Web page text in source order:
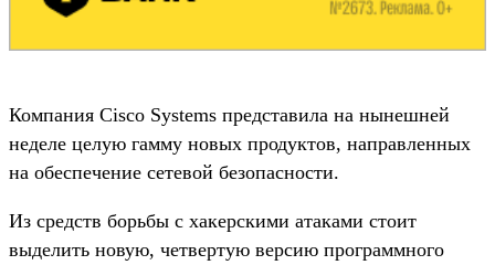
Компания Cisco Systems представила на нынешней
неделе целую гамму новых продуктов, направленных
на обеспечение сетевой безопасности.
Из средств борьбы с хакерскими атаками стоит
выделить новую, четвертую версию программного